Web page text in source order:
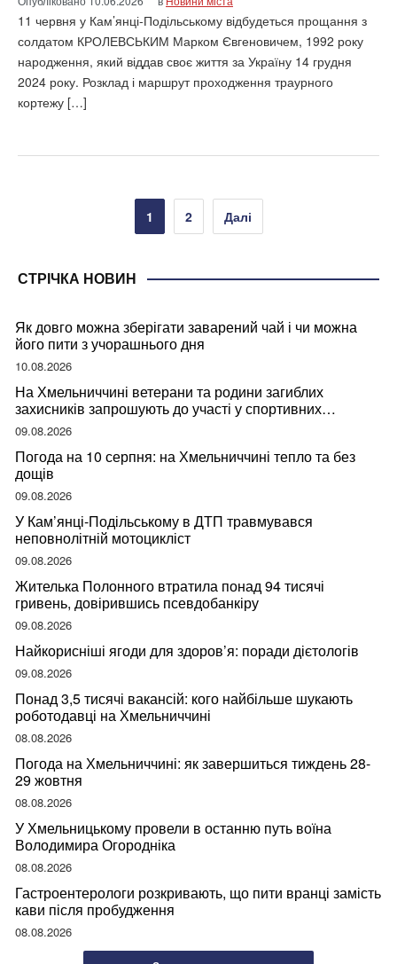
11 червня у Кам’янці-Подільському відбудеться прощання з
солдатом КРОЛЕВСЬКИМ Марком Євгеновичем, 1992 року
народження, який віддав своє життя за Україну 14 грудня
2024 року. Розклад і маршрут проходження траурного
кортежу […]
1 2 Далі
СТРІЧКА НОВИН
Як довго можна зберігати заварений чай і чи можна
його пити з учорашнього дня
10.08.2026
На Хмельниччині ветерани та родини загиблих
захисників запрошують до участі у спортивних
змаганнях
09.08.2026
Погода на 10 серпня: на Хмельниччині тепло та без
дощів
09.08.2026
У Кам’янці-Подільському в ДТП травмувався
неповнолітній мотоцикліст
09.08.2026
Жителька Полонного втратила понад 94 тисячі
гривень, довірившись псевдобанкіру
09.08.2026
Найкорисніші ягоди для здоров’я: поради дієтологів
09.08.2026
Понад 3,5 тисячі вакансій: кого найбільше шукають
роботодавці на Хмельниччині
08.08.2026
Погода на Хмельниччині: як завершиться тиждень 28-
29 жовтня
08.08.2026
У Хмельницькому провели в останню путь воїна
Володимира Огородніка
08.08.2026
Гастроентерологи розкривають, що пити вранці замість
кави після пробудження
08.08.2026